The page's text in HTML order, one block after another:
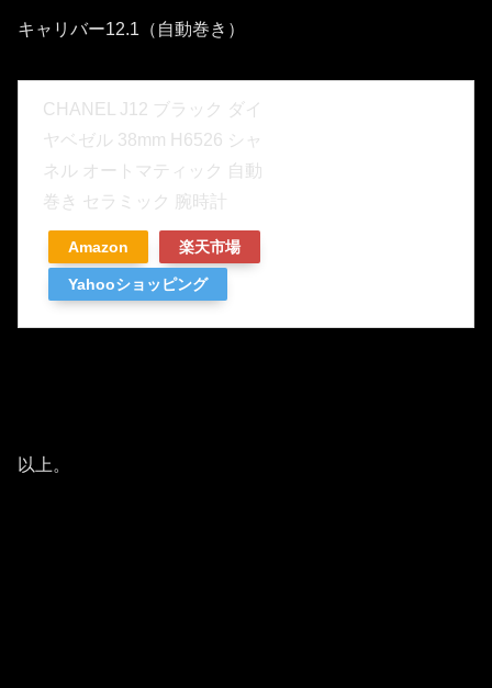
キャリバー12.1（自動巻き）
CHANEL J12 ブラック ダイ
ヤベゼル 38mm H6526 シャ
ネル オートマティック 自動
巻き セラミック 腕時計
Amazon 楽天市場
Yahooショッピング
以上。